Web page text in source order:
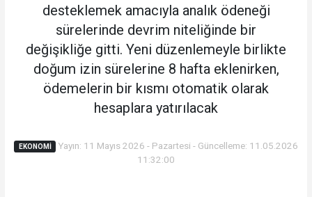
desteklemek amacıyla analık ödeneği
sürelerinde devrim niteliğinde bir
değişikliğe gitti. Yeni düzenlemeyle birlikte
doğum izin sürelerine 8 hafta eklenirken,
ödemelerin bir kısmı otomatik olarak
hesaplara yatırılacak
EKONOMI
Yayın: 11 Mayıs 2026 - Pazartesi - Güncelleme: 11.05.2026
11:32:00